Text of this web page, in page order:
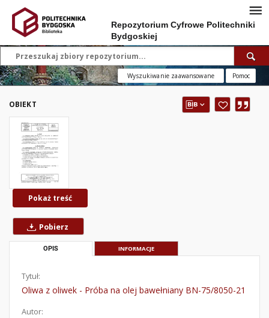
Repozytorium Cyfrowe Politechniki
Bydgoskiej
Wyszukiwanie zaawansowane Pomoc
OBIEKT
Pokaż treść
Pobierz
OPIS INFORMACJE
Tytuł:
Oliwa z oliwek - Próba na olej bawełniany BN-75/8050-21
Autor: